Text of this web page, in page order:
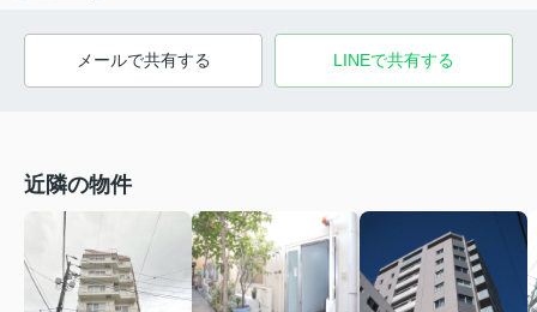
メールで共有する LINEで共有する
近隣の物件